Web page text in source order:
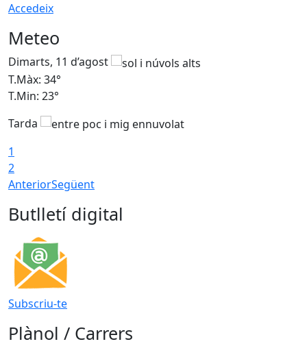
Accedeix
Meteo
Dimarts, 11 d’agost
T.Màx: 34°
T.Min: 23°
Tarda
1
2
AnteriorSegüent
Butlletí digital
Subscriu-te
Plànol / Carrers